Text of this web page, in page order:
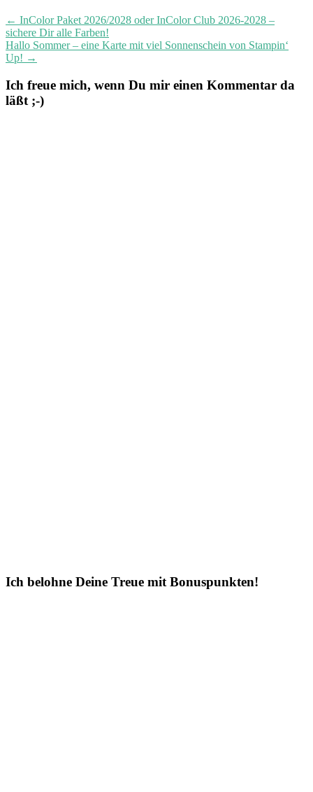
← InColor Paket 2026/2028 oder InColor Club 2026-2028 –
sichere Dir alle Farben!
Hallo Sommer – eine Karte mit viel Sonnenschein von Stampin‘
Up! →
Ich freue mich, wenn Du mir einen Kommentar da
läßt ;-)
Ich belohne Deine Treue mit Bonuspunkten!